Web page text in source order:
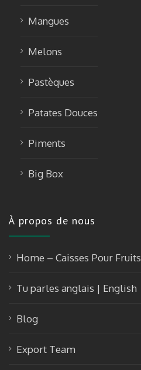
Mangues
Melons
Pastèques
Patates Douces
Piments
Big Box
À propos de nous
Home – Caisses Pour Fruits
Tu parles anglais | English
Blog
Export Team